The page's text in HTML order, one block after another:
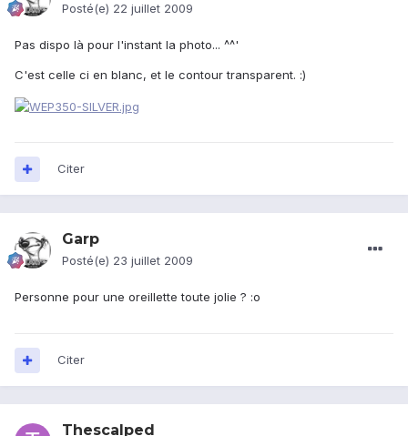
Posté(e) 22 juillet 2009
Pas dispo là pour l'instant la photo... ^^'
C'est celle ci en blanc, et le contour transparent. :)
Citer
Garp
Posté(e) 23 juillet 2009
Personne pour une oreillette toute jolie ? :o
Citer
Thescalped